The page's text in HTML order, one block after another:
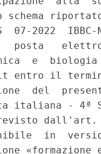
schema
07-2022
posta
e
entro il
del
italiana - 4ª
previsto
in